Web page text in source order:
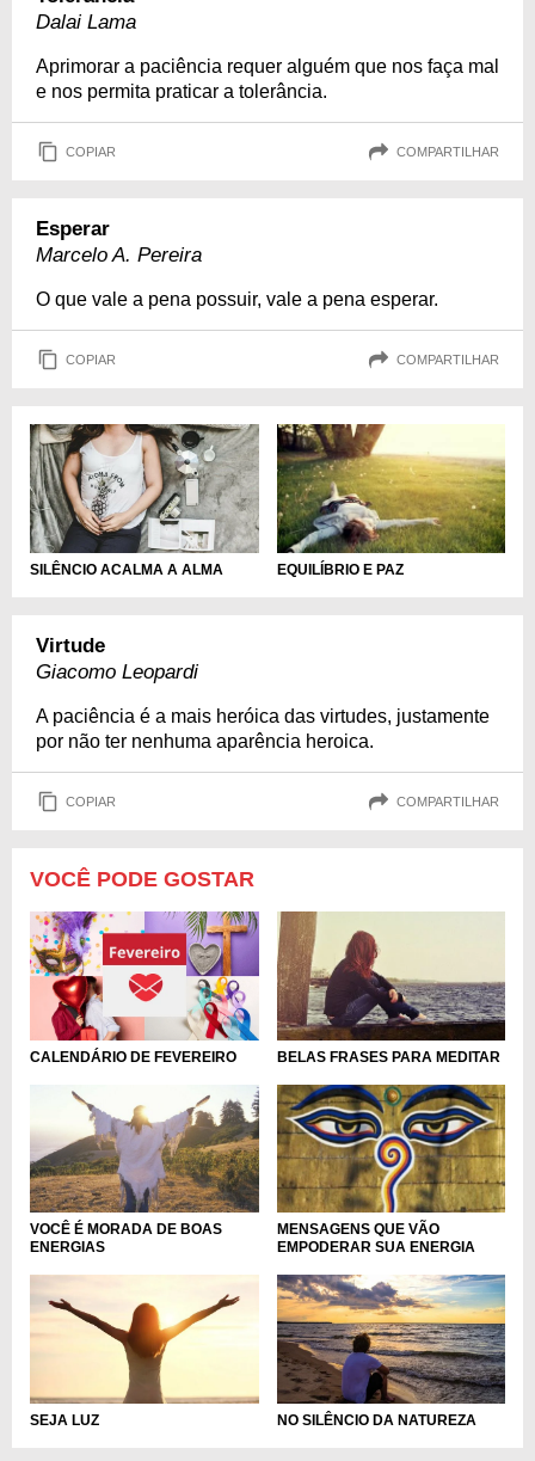
Dalai Lama
Aprimorar a paciência requer alguém que nos faça mal
e nos permita praticar a tolerância.
COPIAR COMPARTILHAR
Esperar
Marcelo A. Pereira
O que vale a pena possuir, vale a pena esperar.
COPIAR COMPARTILHAR
SILÊNCIO ACALMA A ALMA EQUILÍBRIO E PAZ
Virtude
Giacomo Leopardi
A paciência é a mais heróica das virtudes, justamente
por não ter nenhuma aparência heroica.
COPIAR COMPARTILHAR
VOCÊ PODE GOSTAR
CALENDÁRIO DE FEVEREIRO BELAS FRASES PARA MEDITAR
VOCÊ É MORADA DE BOAS
ENERGIAS
MENSAGENS QUE VÃO
EMPODERAR SUA ENERGIA
SEJA LUZ NO SILÊNCIO DA NATUREZA